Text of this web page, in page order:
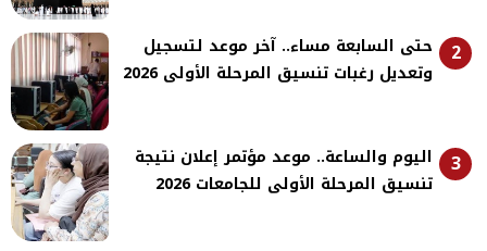
2
حتى السابعة مساء.. آخر موعد لتسجيل
وتعديل رغبات تنسيق المرحلة الأولى 2026
3
اليوم والساعة.. موعد مؤتمر إعلان نتيجة
تنسيق المرحلة الأولى للجامعات 2026